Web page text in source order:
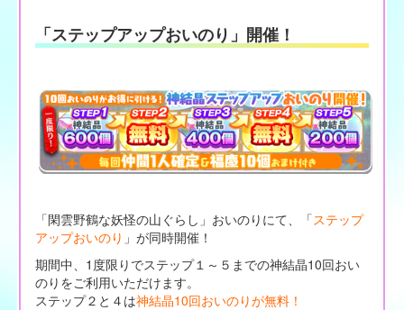
「ステップアップおいのり」開催！
「閑雲野鶴な妖怪の山ぐらし」おいのりにて、「ステップ
アップおいのり 」が同時開催！
期間中、1度限りでステップ１～５までの神結晶10回おい
のりをご利用いただけます。
ステップ２と４は神結晶10回おいのりが無料！